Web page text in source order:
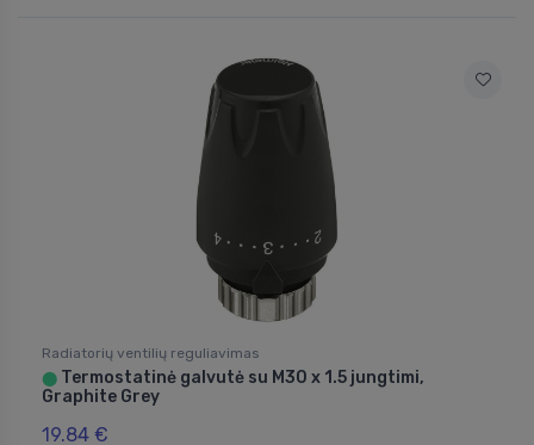
Radiatorių ventilių reguliavimas
⬤ Termostatinė galvutė su M30 x 1.5 jungtimi,
Graphite Grey
19.84 €